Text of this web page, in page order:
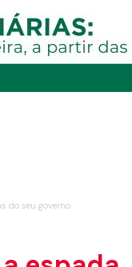
do seu governo